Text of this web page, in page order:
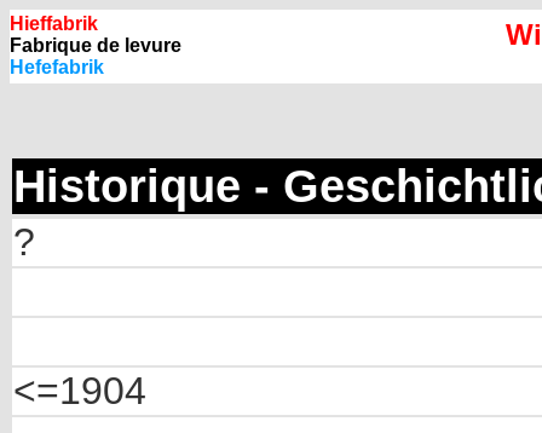
Hieffabrik
Fabrique de levure
Hefefabrik
Historique -
?
<=1904